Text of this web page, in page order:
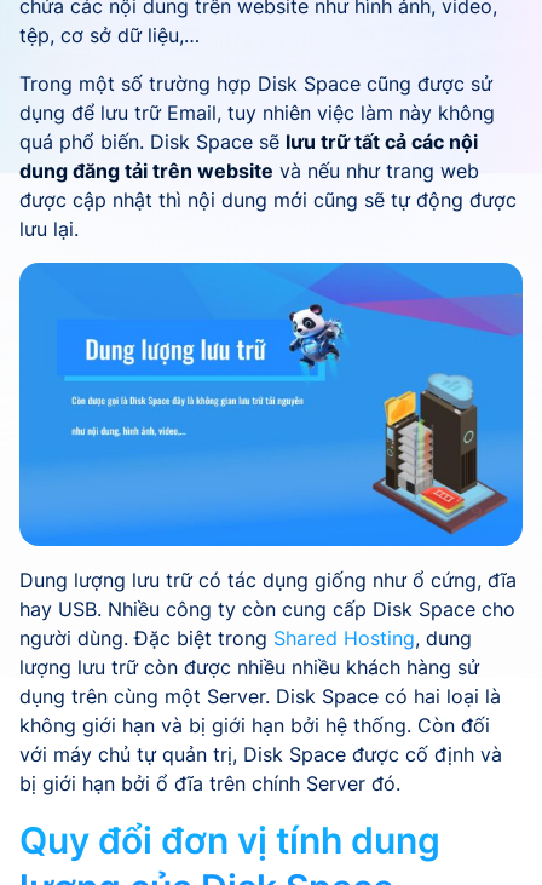
chứa các nội dung trên website như hình ảnh, video,
tệp, cơ sở dữ liệu,…
Trong một số trường hợp Disk Space cũng được sử
dụng để lưu trữ Email, tuy nhiên việc làm này không
quá phổ biến. Disk Space sẽ lưu trữ tất cả các nội
dung đăng tải trên website và nếu như trang web
được cập nhật thì nội dung mới cũng sẽ tự động được
lưu lại.
Dung lượng lưu trữ có tác dụng giống như ổ cứng, đĩa
hay USB. Nhiều công ty còn cung cấp Disk Space cho
người dùng. Đặc biệt trong Shared Hosting, dung
lượng lưu trữ còn được nhiều nhiều khách hàng sử
dụng trên cùng một Server. Disk Space có hai loại là
không giới hạn và bị giới hạn bởi hệ thống. Còn đối
với máy chủ tự quản trị, Disk Space được cố định và
bị giới hạn bởi ổ đĩa trên chính Server đó.
Quy đổi đơn vị tính dung